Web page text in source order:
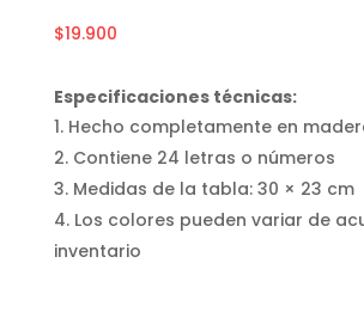
$19.900
Especificaciones técnicas:
Hecho completamente en
Contiene 24 letras o números
Medidas de la tabla: 30 × 23 cm
Los colores pueden variar de
inventario